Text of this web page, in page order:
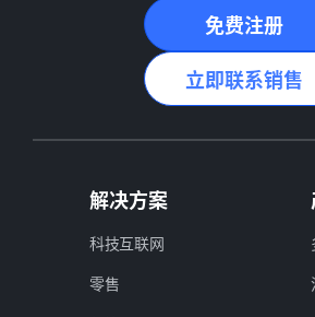
免费注册
立即联系销售
解决方案
科技互联网
零售